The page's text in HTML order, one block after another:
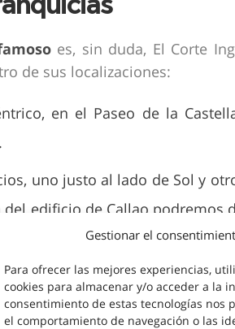
Gestionar el
Para ofrecer las mejores experiencias,
cookies para almacenar y/o acceder a la
consentimiento de estas tecnologías nos
el comportamiento de navegación o las
es, sin duda, El Corte
de sus localizaciones:
en el Paseo de la
uno justo al lado de Sol y
edificio de Callao podremos
Madrid encontramos esta
de Dabid Muñoz.